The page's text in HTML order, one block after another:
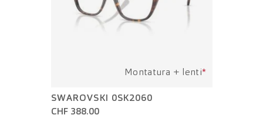
Montatura + lenti*
SWAROVSKI 0SK2060
CHF 388.00